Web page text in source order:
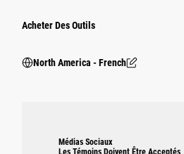
Acheter Des Outils
North America - French
Médias Sociaux
Les Témoins Doivent Être Acceptés